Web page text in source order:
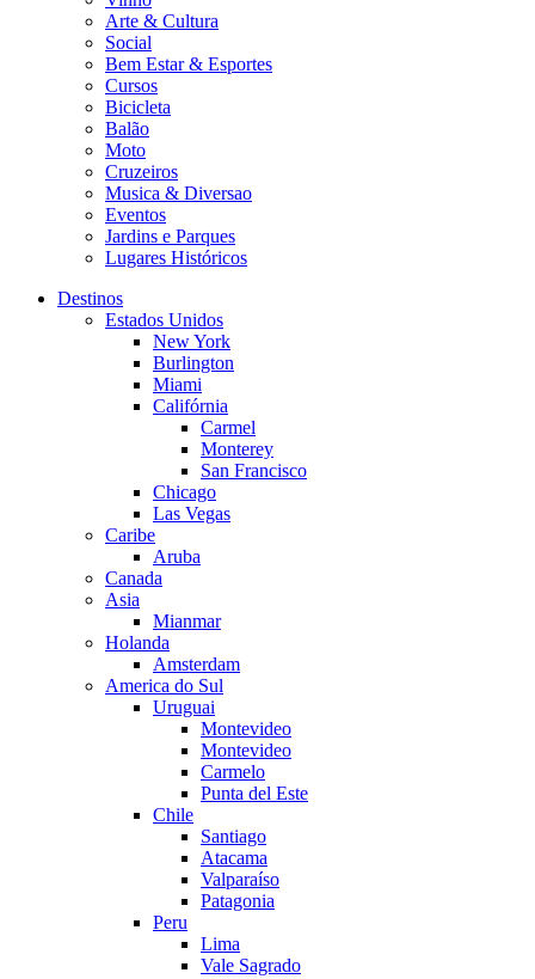
Arte & Cultura
Social
Bem Estar & Esportes
Cursos
Bicicleta
Balão
Moto
Cruzeiros
Musica & Diversao
Eventos
Jardins e Parques
Lugares Históricos
Destinos
Estados Unidos
New York
Burlington
Miami
Califórnia
Carmel
Monterey
San Francisco
Chicago
Las Vegas
Caribe
Aruba
Canada
Asia
Mianmar
Holanda
Amsterdam
America do Sul
Uruguai
Montevideo
Montevideo
Carmelo
Punta del Este
Chile
Santiago
Atacama
Valparaíso
Patagonia
Peru
Lima
Vale Sagrado